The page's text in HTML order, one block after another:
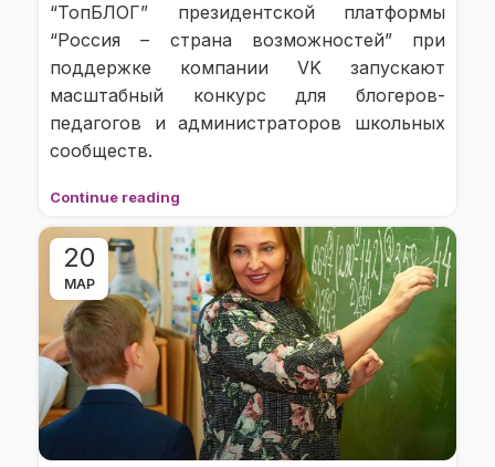
“ТопБЛОГ” президентской платформы
“Россия – страна возможностей” при
поддержке компании VK запускают
масштабный конкурс для блогеров-
педагогов и администраторов школьных
сообществ.
Continue reading
20
МАР